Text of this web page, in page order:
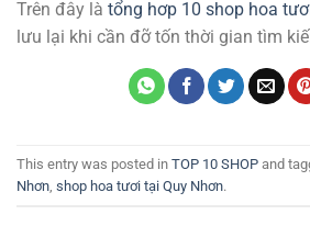
Trên đây là tổng hơp 10 shop hoa
lưu lại khi cần đỡ tốn thời gian tìm
This entry was posted in TOP 10 SHOP and
Nhơn shop hoa tươi tại Quy Nhơn.